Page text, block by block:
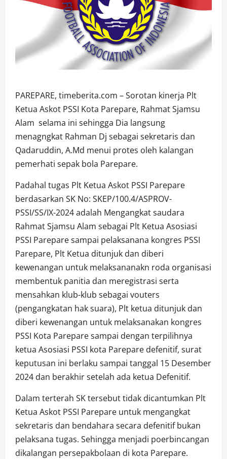
PAREPARE, timeberita.com – Sorotan kinerja Plt
Ketua Askot PSSI Kota Parepare, Rahmat Sjamsu
Alam selama ini sehingga Dia langsung
menagngkat Rahman Dj sebagai sekretaris dan
Qadaruddin, A.Md menui protes oleh kalangan
pemerhati sepak bola Parepare.
Padahal tugas Plt Ketua Askot PSSI Parepare
berdasarkan SK No: SKEP/100.4/ASPROV-
PSSI/SS/IX-2024 adalah Mengangkat saudara
Rahmat Sjamsu Alam sebagai Plt Ketua Asosiasi
PSSI Parepare sampai pelaksanana kongres PSSI
Parepare, Plt Ketua ditunjuk dan diberi
kewenangan untuk melaksananakn roda organisasi
membentuk panitia dan meregistrasi serta
mensahkan klub-klub sebagai vouters
(pengangkatan hak suara), Plt ketua ditunjuk dan
diberi kewenangan untuk melaksanakan kongres
PSSI Kota Parepare sampai dengan terpilihnya
ketua Asosiasi PSSI kota Parepare defenitif, surat
keputusan ini berlaku sampai tanggal 15 Desember
2024 dan berakhir setelah ada ketua Defenitif.
Dalam terterah SK tersebut tidak dicantumkan Plt
Ketua Askot PSSI Parepare untuk mengangkat
sekretaris dan bendahara secara defenitif bukan
pelaksana tugas. Sehingga menjadi poerbincangan
dikalangan persepakbolaan di kota Parepare.